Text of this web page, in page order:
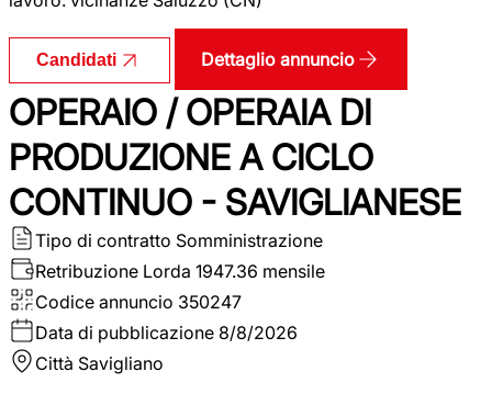
Candidati Dettaglio annuncio
OPERAIO / OPERAIA DI
PRODUZIONE A CICLO
CONTINUO - SAVIGLIANESE
Tipo di contratto Somministrazione
Retribuzione Lorda 1947.36 mensile
Codice annuncio 350247
Data di pubblicazione 8/8/2026
Città Savigliano